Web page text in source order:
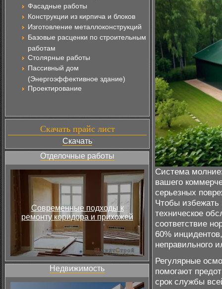
Фасадные работы
Конструкции из кирпича и блоков
Изготовление металлоконструкций
Базовые расценки по строительным
работам
Столярные работы
Пассивный дом
(Энергоэффективное здание)
Проектирование
Скачать прайс лист
Скачать
Отделочные работы
Современные подходы к
ремонту коридора и прихожей
Недвижимость
Система
вашего
серьезных
Чтобы избежать
техническое
соответствие
60%
неправильного
Регулярные
помогают
срок службы